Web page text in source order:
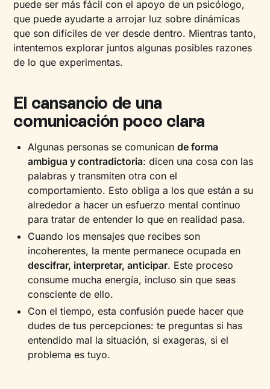
puede ser más fácil con el apoyo de un psicólogo,
que puede ayudarte a arrojar luz sobre dinámicas
que son difíciles de ver desde dentro. Mientras tanto,
intentemos explorar juntos algunas posibles razones
de lo que experimentas.
El cansancio de una
comunicación poco clara
Algunas personas se comunicande forma
ambigua y contradictoria: dicen una cosa con las
palabras y transmiten otra con el
comportamiento. Esto obliga a los que están a su
alrededor a hacer un esfuerzo mental continuo
para tratar de entender lo que en realidad pasa.
Cuando los mensajes que recibes son
incoherentes, la mente permanece ocupada en
descifrar, interpretar, anticipar. Este proceso
consume mucha energía, incluso sin que seas
consciente de ello.
Con el tiempo, esta confusión puede hacer que
dudes de tus percepciones: te preguntas si has
entendido mal la situación, si exageras, si el
problema es tuyo.